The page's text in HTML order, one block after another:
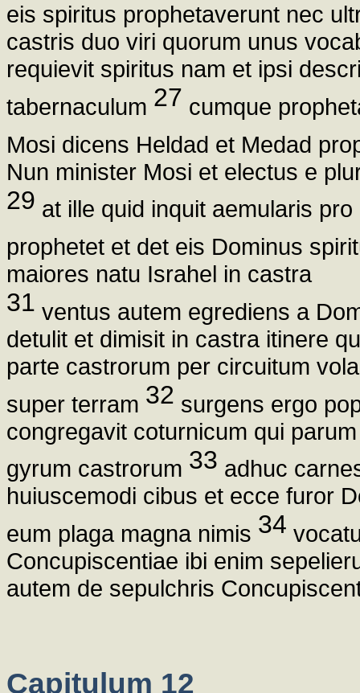
eis spiritus prophetaverunt nec
castris duo viri quorum unus
requievit spiritus nam et ipsi
tabernaculum 27 cumque
Mosi dicens Heldad et Medad
Nun minister Mosi et electus e
29 at ille quid inquit aemularis
prophetet et det eis Dominus
maiores natu Israhel in castra
31 ventus autem egrediens a
detulit et dimisit in castra itinere
parte castrorum per circuitum
super terram 32 surgens ergo
congregavit coturnicum qui
gyrum castrorum 33 adhuc
huiuscemodi cibus et ecce furor
eum plaga magna nimis 34
Concupiscentiae ibi enim
autem de sepulchris
Capitulum 12